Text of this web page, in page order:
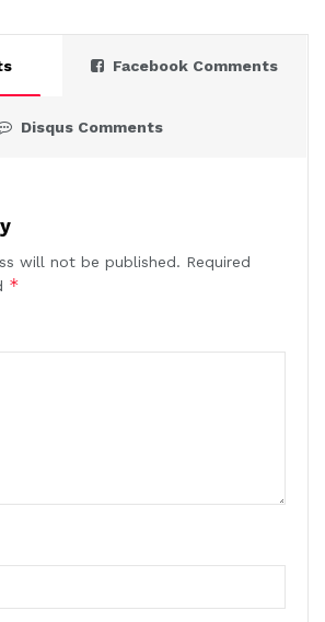
Facebook Comments
Disqus Comments
will not be published. Required
*